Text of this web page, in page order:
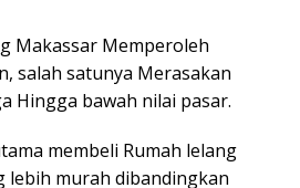
Makassar Memperoleh
salah satunya Merasakan
Hingga bawah nilai pasar.
membeli Rumah lelang
lebih murah dibandingkan